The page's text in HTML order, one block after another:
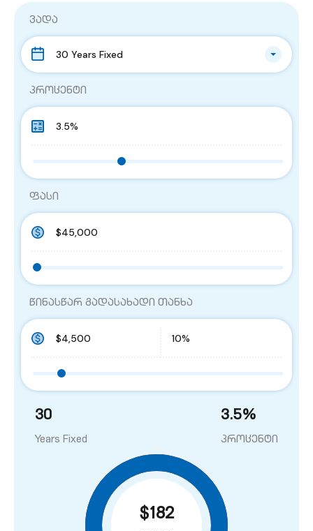
ვადა
30 Years Fixed
პროცენტი
ფასი
წინასწარ გადასახადი თანხა
30
Years Fixed
3.5%
პროცენტი
$182